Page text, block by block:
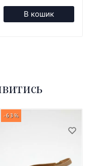
В кошик
-63%